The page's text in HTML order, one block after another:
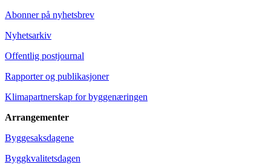
Abonner på nyhetsbrev
Nyhetsarkiv
Offentlig postjournal
Rapporter og publikasjoner
Klimapartnerskap for byggenæringen
Arrangementer
Byggesaksdagene
Byggkvalitetsdagen